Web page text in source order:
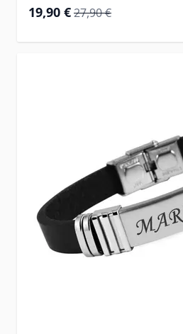
Special Price
19,90 € Regular Price
27,90 €